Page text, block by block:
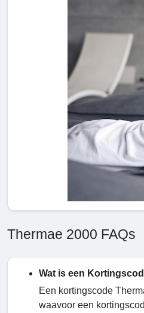
Thermae 2000 FAQs
Wat is een
Een kortingscode
waavoor een